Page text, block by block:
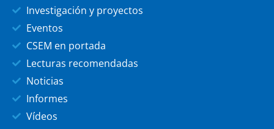
Investigación y proyectos
Eventos
CSEM en portada
Lecturas recomendadas
Noticias
Informes
Vídeos